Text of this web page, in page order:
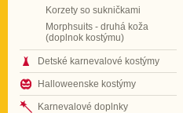
Korzety so sukničkami
Morphsuits - druhá koža
(doplnok kostýmu)
Detské karnevalové kostýmy
Halloweenske kostýmy
Karnevalové doplnky